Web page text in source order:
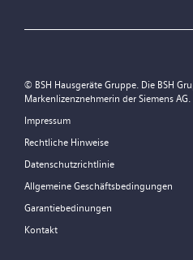
© BSH Hausgeräte Gruppe. Die BSH
Markenlizenznehmerin der Siemens AG.
Impressum
Rechtliche Hinweise
Datenschutzrichtlinie
Allgemeine Geschäftsbedingungen
Garantiebedinungen
Kontakt